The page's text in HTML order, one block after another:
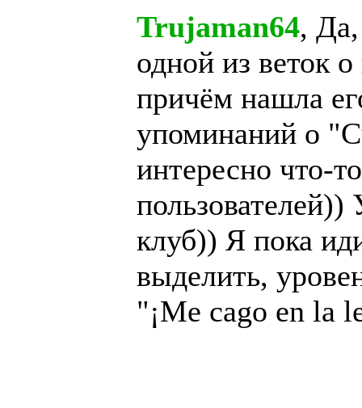
Trujaman64,
одной из веток
причём нашла
упоминаний о
интересно что-
клуб)) Я пока
выделить,
"¡Me cago en la